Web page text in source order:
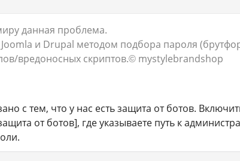
данная проблема.
и Drupal методом подбора пароля
вредоносных скриптов.© mystylebrandshop
с тем, что у нас есть защита от ботов.
от ботов], где указываете путь к